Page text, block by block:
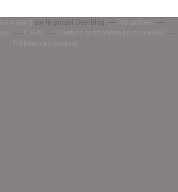
vialard sur le portail Overblog
Top articles
C.G.U.
Cookies et données personnelles
Préférences cookies